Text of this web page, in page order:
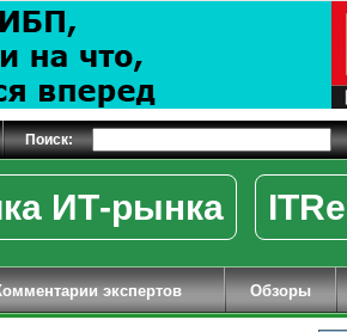
Поиск:
ИТ-рынка
экспертов Обзоры